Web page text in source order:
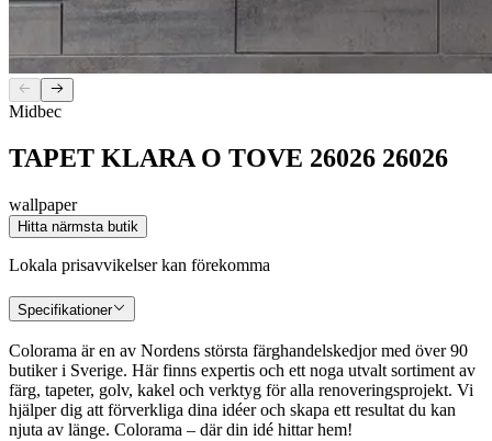
Midbec
TAPET KLARA O TOVE 26026 26026
wallpaper
Hitta närmsta butik
Lokala prisavvikelser kan förekomma
Specifikationer
Colorama är en av Nordens största färghandelskedjor med över 90
butiker i Sverige. Här finns expertis och ett noga utvalt sortiment av
färg, tapeter, golv, kakel och verktyg för alla renoveringsprojekt. Vi
hjälper dig att förverkliga dina idéer och skapa ett resultat du kan
njuta av länge. Colorama – där din idé hittar hem!